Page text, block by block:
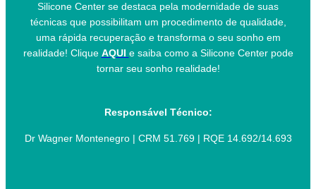
Silicone Center se destaca pela modernidade de suas
técnicas que possibilitam um procedimento de qualidade,
uma rápida recuperação e transforma o seu sonho em
realidade! Clique AQUI e saiba como a Silicone Center pode
tornar seu sonho realidade!
Responsável Técnico:
Dr Wagner Montenegro | CRM 51.769 | RQE 14.692/14.693